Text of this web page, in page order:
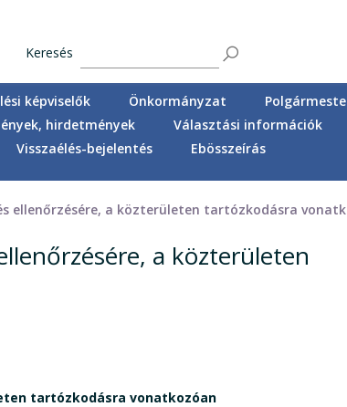
Keresés
képviselők Önkormányzat
hirdetmények Választási információk
Visszaélés-bejelentés
Ebösszeírás
ellenőrzésére, a közterületen tartózkodásra
a közterületen
tartózkodásra vonatkozóan